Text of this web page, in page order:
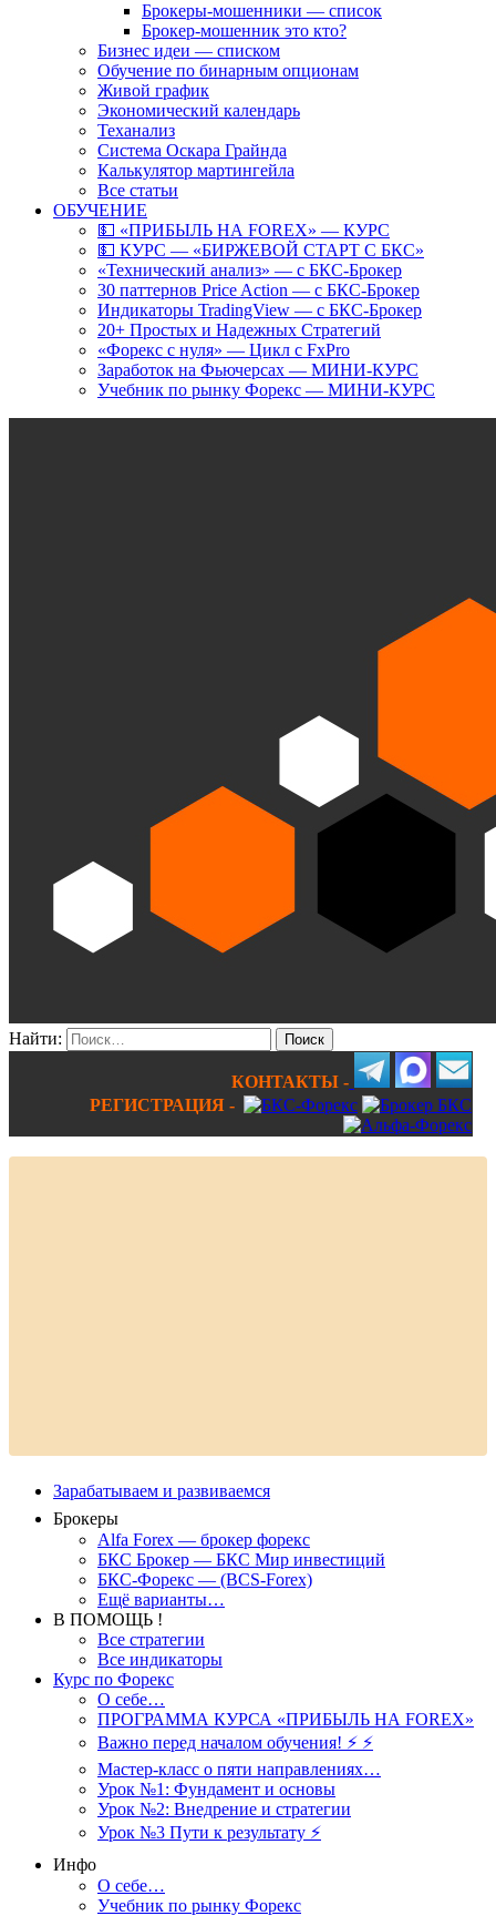
Брокеры-мошенники — список
Брокер-мошенник это кто?
Бизнес идеи — списком
Обучение по бинарным опционам
Живой график
Экономический календарь
Теханализ
Система Оскара Грайнда
Калькулятор мартингейла
Все статьи
ОБУЧЕНИЕ
💵 «ПРИБЫЛЬ НА FOREX» — КУРС
💵 КУРС — «БИРЖЕВОЙ СТАРТ С БКС»
«Технический анализ» — с БКС-Брокер
30 паттернов Price Action — с БКС-Брокер
Индикаторы TradingView — с БКС-Брокер
20+ Простых и Надежных Стратегий
«Форекс с нуля» — Цикл с FxPro
Заработок на Фьючерсах — МИНИ-КУРС
Учебник по рынку Форекс — МИНИ-КУРС
Найти:
КОНТАКТЫ -
РЕГИСТРАЦИЯ -
Зарабатываем и развиваемся
Брокеры
Alfa Forex — брокер форекс
БКС Брокер — БКС Мир инвестиций
БКС-Форекс — (BCS-Forex)
Ещё варианты…
В ПОМОЩЬ !
Все стратегии
Все индикаторы
Курс по Форекс
О себе…
ПРОГРАММА КУРСА «ПРИБЫЛЬ НА FOREX»
Важно перед началом обучения! ⚡ ⚡
Мастер-класс о пяти направлениях…
Урок №1: Фундамент и основы
Урок №2: Внедрение и стратегии
Урок №3 Пути к результату ⚡️
Инфо
О себе…
Учебник по рынку Форекс